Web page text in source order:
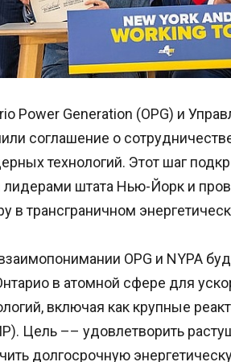
Power Generation (OPG) и
соглашение о
технологий. Этот шаг
штата Нью-Йорк и
в трансграничном
OPG и NYPA
в атомной сфере для
включая как крупные
Цель –– удовлетворить
долгосрочную